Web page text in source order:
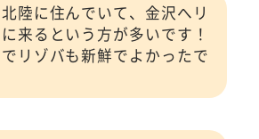
陸に住んでいて、金沢へリ
来るという方が多いです！
リゾバも新鮮でよかったで